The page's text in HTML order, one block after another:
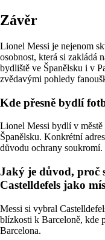
Závěr
Lionel Messi je nejenom
osobnost, která si zakládá
bydliště ve Španělsku i v
zvědavými pohledy
Kde přesně bydlí
Lionel Messi bydlí v
Španělsku. Konkrétní
důvodu ochrany soukromí.
Jaký je důvod, proč
Castelldefels jako
Messi si vybral
blízkosti k Barceloně, kde
Barcelona.